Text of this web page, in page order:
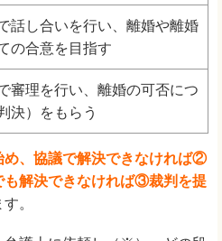
話し合いを行い、離婚や離婚
の合意を目指す
審理を行い、離婚の可否につ
決）をもらう
、協議で解決できなければ②
も解決できなければ③裁判を提
。